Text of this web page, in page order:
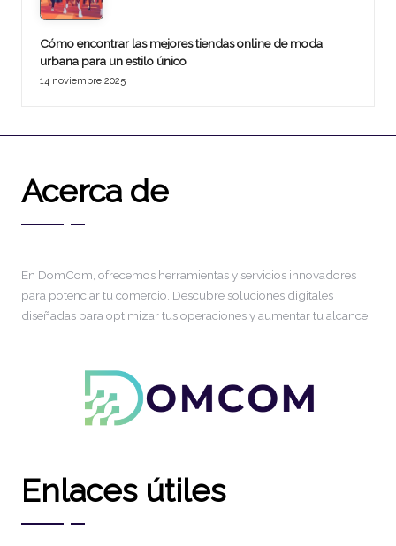
Cómo encontrar las mejores tiendas online de moda
urbana para un estilo único
14 noviembre 2025
Acerca de
En DomCom, ofrecemos herramientas y servicios innovadores
para potenciar tu comercio. Descubre soluciones digitales
diseñadas para optimizar tus operaciones y aumentar tu alcance.
Enlaces útiles